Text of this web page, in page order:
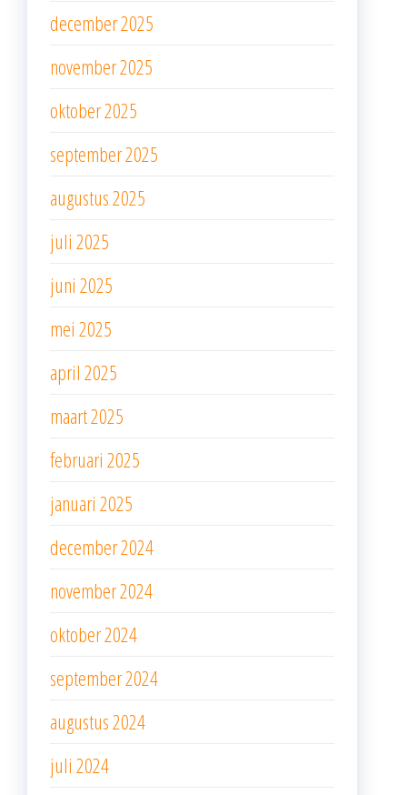
december 2025
november 2025
oktober 2025
september 2025
augustus 2025
juli 2025
juni 2025
mei 2025
april 2025
maart 2025
februari 2025
januari 2025
december 2024
november 2024
oktober 2024
september 2024
augustus 2024
juli 2024